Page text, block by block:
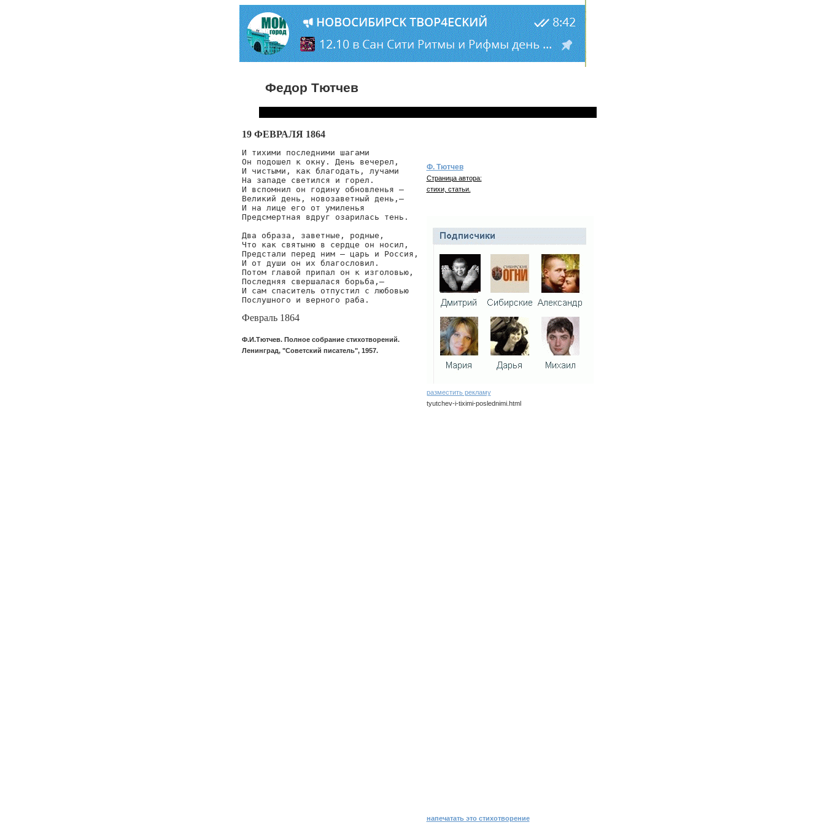
Федор Тютчев
19 ФЕВРАЛЯ 1864
И тихими последними шагами
Он подошел к окну. День вечерел,
И чистыми, как благодать, лучами
На западе светился и горел.
И вспомнил он годину обновленья —
Великий день, новозаветный день,—
И на лице его от умиленья
Предсмертная вдруг озарилась тень.
Два образа, заветные, родные,
Что как святыню в сердце он носил,
Предстали перед ним — царь и Россия,
И от души он их благословил.
Потом главой припал он к изголовью,
Последняя свершалася борьба,—
И сам спаситель отпустил с любовью
Послушного и верного раба.
Февраль 1864
Ф.И.Тютчев. Полное собрание стихотворений.
Ленинград, "Советский писатель", 1957.
Ф. Тютчев
Страница автора:
стихи, статьи.
разместить рекламу
tyutchev-i-tiximi-poslednimi.html
напечатать это стихотворение